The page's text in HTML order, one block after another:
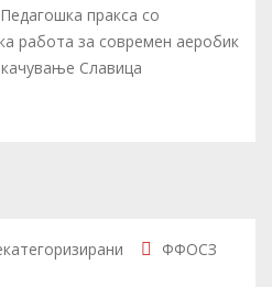
пракса со
работа за современ аеробик
Славица
ФФОСЗ